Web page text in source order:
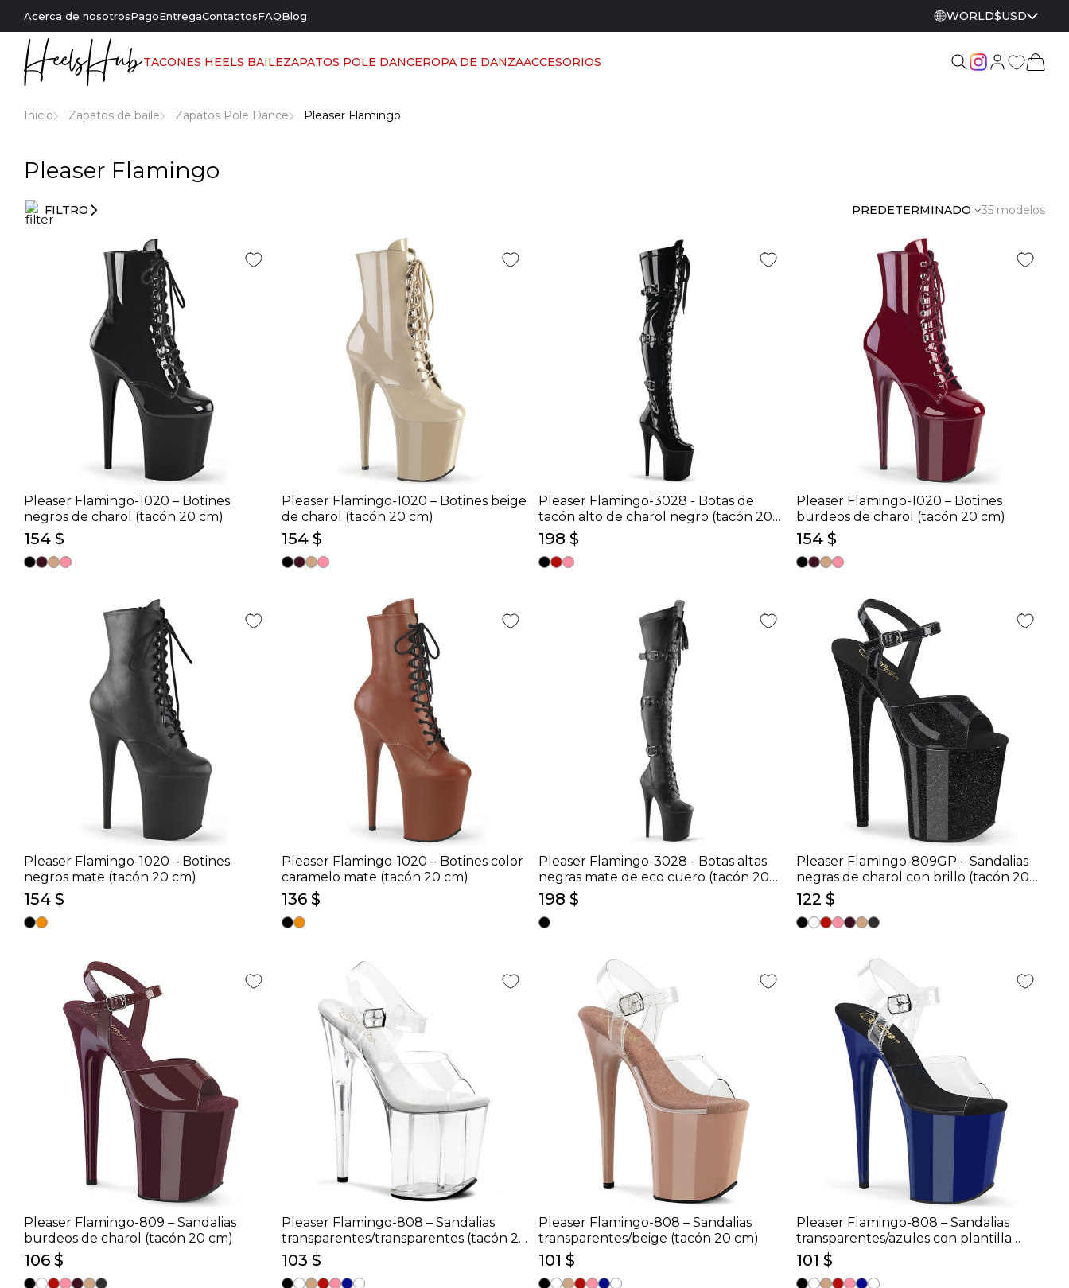
Acerca de nosotrosPagoEntregaContactosFAQBlog WORLD$USD
TACONES HEELS BAILEZAPATOS POLE DANCEROPA DE DANZAACCESORIOS
Inicio Zapatos de baile Zapatos Pole Dance Pleaser Flamingo
Pleaser Flamingo
FILTRO PREDETERMINADO 35 modelos
Pleaser Flamingo-1020 – Botines
negros de charol (tacón 20 cm)
154 $
Pleaser Flamingo-1020 – Botines beige
de charol (tacón 20 cm)
154 $
Pleaser Flamingo-3028 - Botas de
tacón alto de charol negro (tacón 20
cm)
198 $
Pleaser Flamingo-1020 – Botines
burdeos de charol (tacón 20 cm)
154 $
Pleaser Flamingo-1020 – Botines
negros mate (tacón 20 cm)
154 $
Pleaser Flamingo-1020 – Botines color
caramelo mate (tacón 20 cm)
136 $
Pleaser Flamingo-3028 - Botas altas
negras mate de eco cuero (tacón 20
cm)
198 $
Pleaser Flamingo-809GP – Sandalias
negras de charol con brillo (tacón 20
cm)
122 $
Pleaser Flamingo-809 – Sandalias
burdeos de charol (tacón 20 cm)
106 $
Pleaser Flamingo-808 – Sandalias
transparentes/transparentes (tacón 20
cm)
103 $
Pleaser Flamingo-808 – Sandalias
transparentes/beige (tacón 20 cm)
101 $
Pleaser Flamingo-808 – Sandalias
transparentes/azules con plantilla
negra (tacón 20 cm)
101 $